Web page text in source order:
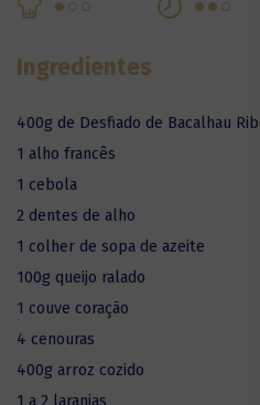
Ingredientes
400g de Desfiado de Bacalhau
1 alho francês
1 cebola
2 dentes de alho
1 colher de sopa de azeite
100g queijo ralado
1 couve coração
4 cenouras
400g arroz cozido